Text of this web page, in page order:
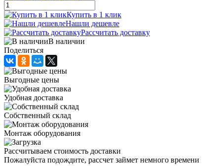
Купить в 1 клик
Нашли дешевле
Рассчитать доставку
В наличии
Поделиться
Выгодные цены
Удобная доставка
Собственный склад
Монтаж оборудования
Рассчитываем стоимость доставки
Пожалуйста подождите, рассчет займет немного времени